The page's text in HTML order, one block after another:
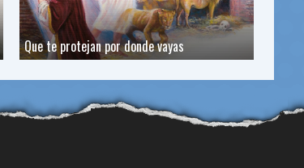
Que te protejan por donde vayas